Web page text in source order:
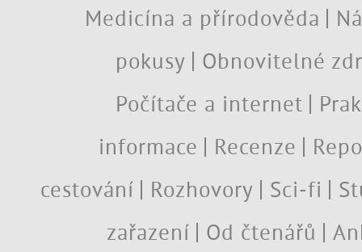
Medicína a přírodověda
pokusy
Obnovitelné
Počítače a internet
informace
Recenze
cestování
Rozhovory Sci-fi
zařazení
Od čtenářů